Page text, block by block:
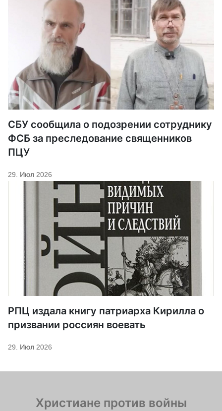
СБУ сообщила о подозрении сотруднику
ФСБ за преследование священников
ПЦУ
29. Июл 2026
РПЦ издала книгу патриарха Кирилла о
призвании россиян воевать
29. Июл 2026
Христиане против войны